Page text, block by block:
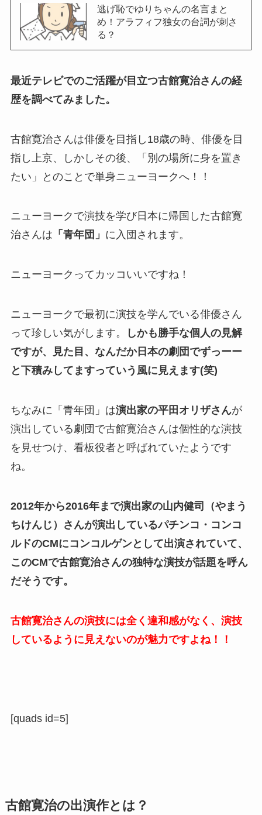
逃げ恥でゆりちゃんの名言まと
め！アラフィフ独女の台詞が刺さ
る？
最近テレビでのご活躍が目立つ古館寛治さんの経
歴を調べてみました。
古館寛治さんは俳優を目指し18歳の時、俳優を目
指し上京、しかしその後、「別の場所に身を置き
たい」とのことで単身ニューヨークへ！！
ニューヨークで演技を学び日本に帰国した古館寛
治さんは 「青年団」 に入団されます。
ニューヨークってカッコいいですね！
ニューヨークで最初に演技を学んでいる俳優さん
って珍しい気がします。
しかも勝手な個人の見解
ですが、見た目、なんだか日本の劇団でずっーー
と下積みしてますっていう風に見えます(笑)
ちなみに「青年団」は演出家の平田オリザさんが
演出している劇団で古館寛治さんは個性的な演技
を見せつけ、看板役者と呼ばれていたようです
ね。
2012年から2016年まで演出家の山内健司（やまう
ちけんじ）さんが演出しているパチンコ・コンコ
ルドのCMにコンコルゲンとして出演されていて、
このCMで古館寛治さんの独特な演技が話題を呼ん
だそうです。
古館寛治さんの演技には全く違和感がなく、演技
しているように見えないのが魅力ですよね！！
[quads id=5]
古館寛治の出演作とは？